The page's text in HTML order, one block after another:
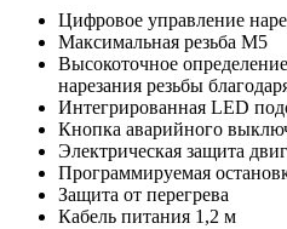
Цифровое управление
Максимальная резьба М5
Высокоточное
нарезания резьбы
Интегрированная LED
Кнопка аварийного
Электрическая защита
Программируемая
Защита от перегрева
Кабель питания 1,2 м